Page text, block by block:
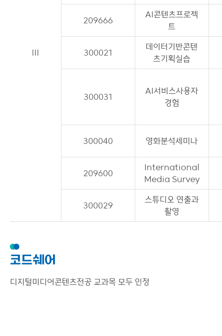
III
209666
AI콘텐츠프로젝
트
300021
데이터기반콘텐
츠기획실습
300031
AI서비스사용자
경험
300040 영화분석세미나
209600
International
Media Survey
300029
스튜디오 연출과
촬영
코드쉐어
디지털미디어콘텐츠전공 교과목 모두 인정